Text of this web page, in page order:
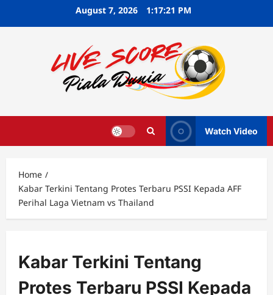
August 7, 2026 1:17:22 PM
Watch Video
Home
Kabar Terkini Tentang Protes Terbaru PSSI Kepada AFF
Perihal Laga Vietnam vs Thailand
Kabar Terkini Tentang
Protes Terbaru PSSI Kepada